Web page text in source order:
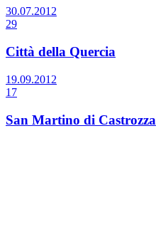
30.07.2012
29
Città della Quercia
19.09.2012
17
San Martino di Castrozza